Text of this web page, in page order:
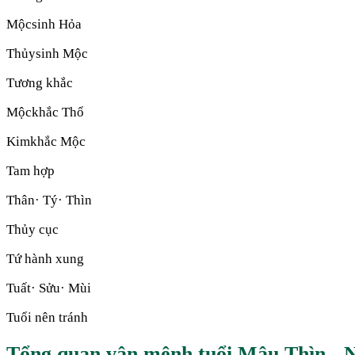
Mộcsinh Hỏa
Thủysinh Mộc
Tương khắc
Mộckhắc Thổ
Kimkhắc Mộc
Tam hợp
Thân· Tý· Thìn
Thủy cục
Tứ hành xung
Tuất· Sửu· Mùi
Tuổi nên tránh